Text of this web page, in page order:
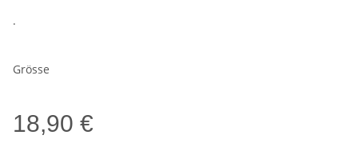
.
Grösse
18,90 €